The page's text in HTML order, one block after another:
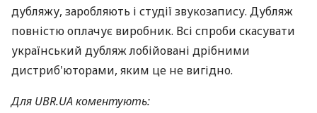
дубляжу, заробляють і студії звукозапису. Дубляж
повністю оплачує виробник. Всі спроби скасувати
український дубляж лобійовані дрібними
дистриб'юторами, яким це не вигідно.
Для UBR.UA коментують: